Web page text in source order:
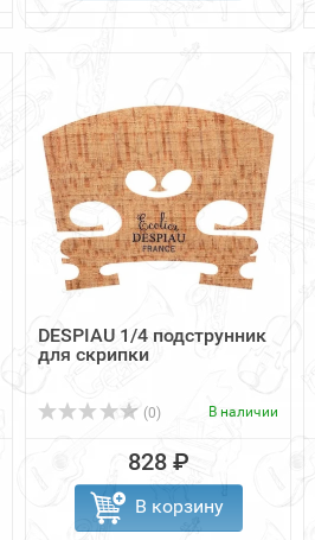
DESPIAU 1/4 подструнник
для скрипки
(0) В наличии
828 ₽
В корзину